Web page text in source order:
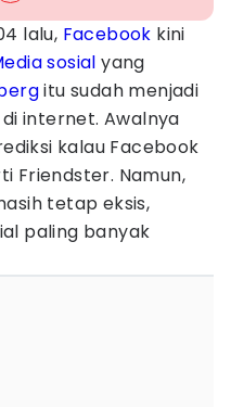
lalu, Facebook kini
sosial yang
itu sudah menjadi
internet. Awalnya
kalau Facebook
Friendster. Namun,
tetap eksis,
paling banyak